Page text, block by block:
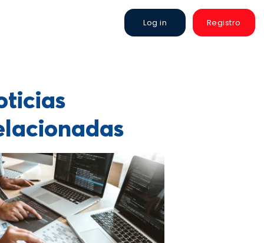
Log in Registro